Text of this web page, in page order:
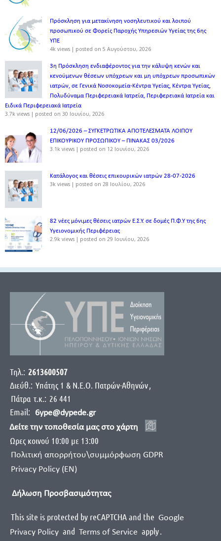
Πρόσκληση για μετακίνηση νοσηλευτικού και λοιπού
προσωπικού σε Φορείς Παροχής Υπηρεσιών Υγείας της 6ης
ΥΠΕ
4k views | posted on 5 Αυγούστου, 2026
3η Πρόσκληση ενδιαφέροντος για την κάλυψη κενών και
κενούμενων θέσεων υπόχρεων και μη υπόχρεων προσωπικών
ιατρών, σε Γενικά Νοσοκομεία-Κέντρα Υγείας, Κέντρα Υγείας,
Πολυδύναμα Περιφερειακά Ιατρεία, Περιφερειακά Ιατρεία και
Ειδικά Περιφερειακά Ιατρεία
3.7k views | posted on 30 Ιουνίου, 2026
12/06/2026 – ΣΥΓΚΕΤΡΩΤΙΚΑ ΑΠΟΤΕΛΕΣΜΑΤΑ ΛΟΙΠΟΥ
ΕΠΙΚΟΥΡΙΚΟΥ ΠΡΟΣΩΠΙΚΟΥ – ΠΙΝΑΚΑΣ 03/2026
3.1k views | posted on 12 Ιουνίου, 2026
Κατάλογος και θέσεις επικουρικών ιατρών 28-07-2026
3k views | posted on 28 Ιουλίου, 2026
82 νέες μόνιμες θέσεις ιατρών Ε.Σ.Υ. σε δομές Π.Φ.Υ της 6ης
Υγειονομικής Περιφέρειας
2.9k views | posted on 29 Ιουνίου, 2026
Τηλ.: 2613600507
Διεύθ.: Yπάτης 1 & Ν.Ε.Ο. Πατρών-Αθηνών,
Πάτρα τ.κ.: 26 441
Email:
6ype@dypede.gr
Δείτε την τοποθεσία μας στο χάρτη
Ωρες κοινού 10:00 με 13:00
Πολιτική απορρήτου\συμμόρφωση GDPR
Privacy Policy (EN)
Δήλωση Προσβασιμότητας
This site is protected by reCAPTCHA and the Google
Privacy Policy and Terms of Service apply.